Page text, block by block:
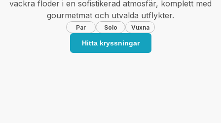
vackra floder i en sofistikerad atmosfär, komplett med
gourmetmat och utvalda utflykter.
Par Solo Vuxna
Hitta kryssningar